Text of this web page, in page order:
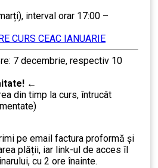
interval orar 17:00 –
CURS CEAC IANUARIE
7 decembrie, respectiv 10
←
din timp la curs, întrucât
pe email factura proformă și
plății, iar link-ul de acces îl
cu 2 ore înainte.